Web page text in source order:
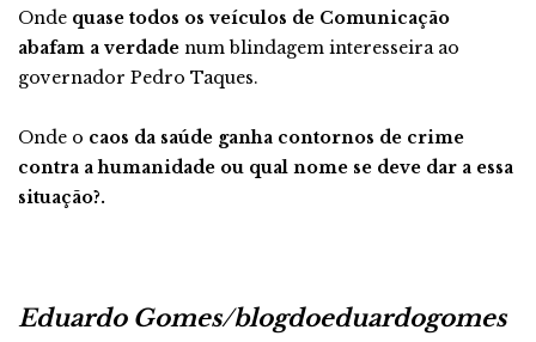
Onde quase todos os veículos de Comunicação
abafam a verdade num blindagem interesseira ao
governador Pedro Taques.
Onde o caos da saúde ganha contornos de crime
contra a humanidade ou qual nome se deve dar a essa
situação?.
Eduardo Gomes/blogdoeduardogomes